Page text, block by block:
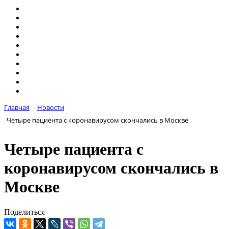
Главная
Новости
Четыре пациента с коронавирусом скончались в Москве
Четыре пациента с
коронавирусом скончались в
Москве
Поделиться